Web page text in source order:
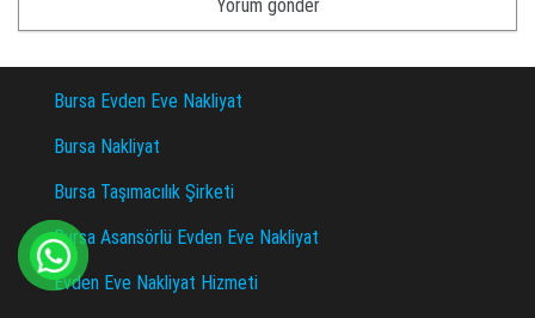
Bursa Evden Eve Nakliyat
Bursa Nakliyat
Bursa Taşımacılık Şirketi
Bursa Asansörlü Evden Eve Nakliyat
Evden Eve Nakliyat Hizmeti